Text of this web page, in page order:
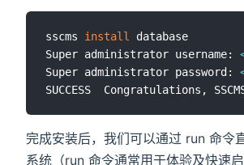
sscms install database
Super administrator username:
Super administrator password:
SUCCESS  Congratulations,
完成安装后，我们可以通过 run 命令
系统（run 命令通常用于体验及快速